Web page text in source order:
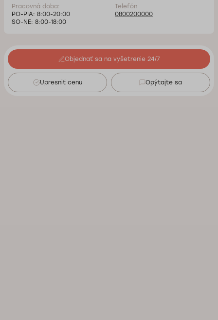
Telefón
0800200000
Pracovná doba:
PO-PIA: 8:00-20:00
SO-NE: 8:00-18:00
Objednať sa na vyšetrenie 24/7
Upresniť cenu Opýtajte sa